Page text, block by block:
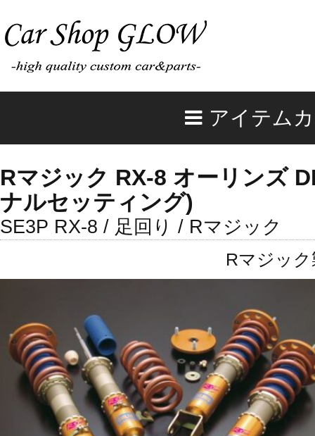
アイテム
Rマジック RX-8 オーリンズ
ナルセッティング)
SE3P RX-8 / 足回り / Rマジック
Rマジッ